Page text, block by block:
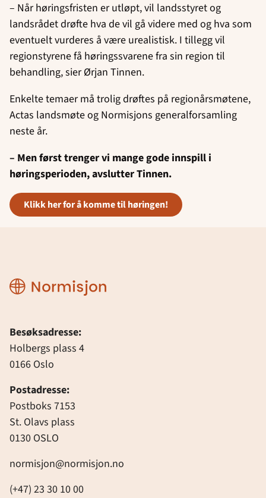
– Når høringsfristen er utløpt, vil landsstyret og
landsrådet drøfte hva de vil gå videre med og hva som
eventuelt vurderes å være urealistisk. I tillegg vil
regionstyrene få høringssvarene fra sin region til
behandling, sier Ørjan Tinnen.
Enkelte temaer må trolig drøftes på regionårsmøtene,
Actas landsmøte og Normisjons generalforsamling
neste år.
– Men først trenger vi mange gode innspill i
høringsperioden, avslutter Tinnen.
klikk her for å komme til høringen!
Normisjon
Besøksadresse:
Holbergs plass 4
0166 Oslo
Postadresse:
Postboks 7153
St. Olavs plass
0130 OSLO
normisjon@normisjon.no
(+47) 23 30 10 00